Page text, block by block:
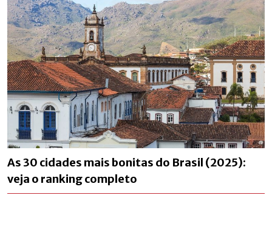
As 30 cidades mais bonitas do Brasil (2025):
veja o ranking completo